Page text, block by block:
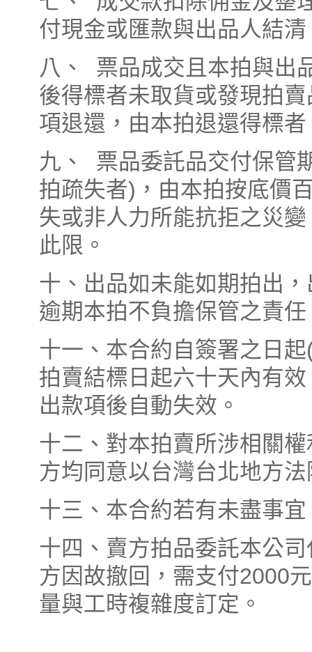
付現金或匯款與出品人結清
八、 票品成交且本拍與出
後得標者未取貨或發現拍
項退還，由本拍退還得標者
九、 票品委託品交付保管
拍疏失者)，由本拍按底價
失或非人力所能抗拒之災
此限。
十、出品如未能如期拍出
逾期本拍不負擔保管之責任
十一、本合約自簽署之日
拍賣結標日起六十天內有
出款項後自動失效。
十二、對本拍賣所涉相關
方均同意以台灣台北地方
十三、本合約若有未盡事
十四、賣方拍品委託本公
方因故撤回，需支付2000
量與工時複雜度訂定。